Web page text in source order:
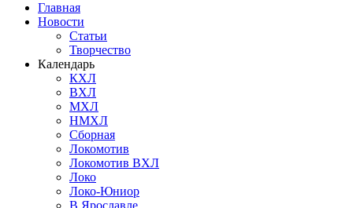
Главная
Новости
Статьи
Творчество
Календарь
КХЛ
ВХЛ
МХЛ
НМХЛ
Сборная
Локомотив
Локомотив ВХЛ
Локо
Локо-Юниор
В Ярославле